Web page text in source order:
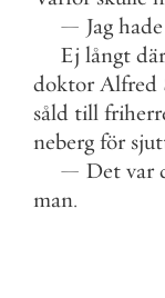
— Jag hade
Ej långt
doktor Alfred
såld till
neberg för
— Det var
man.